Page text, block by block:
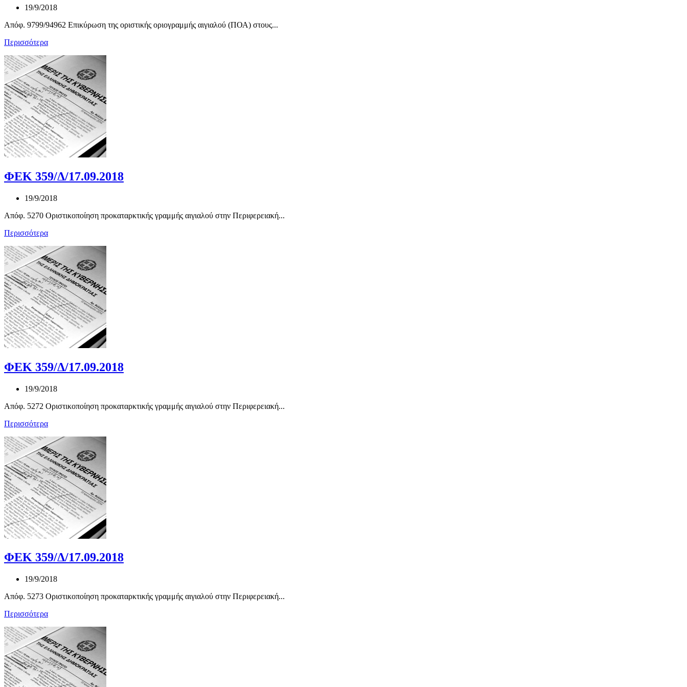
19/9/2018
Απόφ. 9799/94962 Επικύρωση της οριστικής οριογραμμής αιγιαλού (ΠΟΑ) στους...
Περισσότερα
ΦΕΚ 359/Δ/17.09.2018
19/9/2018
Απόφ. 5270 Οριστικοποίηση προκαταρκτικής γραμμής αιγιαλού στην Περιφερειακή...
Περισσότερα
ΦΕΚ 359/Δ/17.09.2018
19/9/2018
Απόφ. 5272 Οριστικοποίηση προκαταρκτικής γραμμής αιγιαλού στην Περιφερειακή...
Περισσότερα
ΦΕΚ 359/Δ/17.09.2018
19/9/2018
Απόφ. 5273 Οριστικοποίηση προκαταρκτικής γραμμής αιγιαλού στην Περιφερειακή...
Περισσότερα